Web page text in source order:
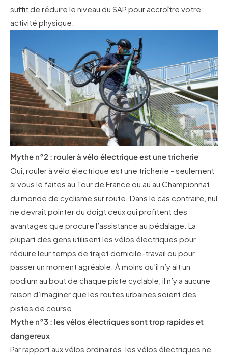
suffit de réduire le niveau du SAP pour accroître votre
activité physique.
Mythe n°2 : rouler à vélo électrique est une tricherie
Oui, rouler à vélo électrique est une tricherie - seulement
si vous le faites au Tour de France ou au au Championnat
du monde de cyclisme sur route. Dans le cas contraire, nul
ne devrait pointer du doigt ceux qui profitent des
avantages que procure l’assistance au pédalage. La
plupart des gens utilisent les vélos électriques pour
réduire leur temps de trajet domicile-travail ou pour
passer un moment agréable. À moins qu’il n’y ait un
podium au bout de chaque piste cyclable, il n’y a aucune
raison d’imaginer que les routes urbaines soient des
pistes de course.
Mythe n°3 : les vélos électriques sont trop rapides et
dangereux
Par rapport aux vélos ordinaires, les vélos électriques ne